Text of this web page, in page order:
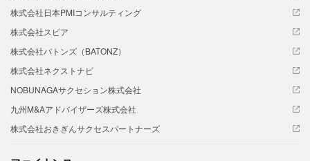
株式会社日本PMIコンサルティング
株式会社スピア
株式会社バトンズ（BATONZ）
株式会社ネクストナビ
NOBUNAGAサクセション株式会社
九州M&Aアドバイザーズ株式会社
株式会社おきぎんサクセスパートナーズ